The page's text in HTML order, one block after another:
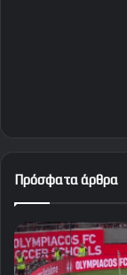
Πρόσφατα άρθρα